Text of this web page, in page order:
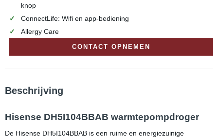
knop
ConnectLife: Wifi en app-bediening
Allergy Care
CONTACT OPNEMEN
Beschrijving
Hisense DH5I104BBAB warmtepompdroger
De Hisense DH5I104BBAB is een ruime en energiezuinige